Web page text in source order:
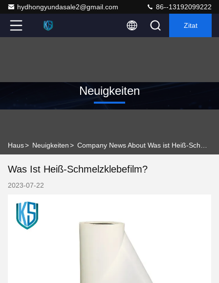
hydhongyundasale2@gmail.com 86--13192099222
Zitat
Neuigkeiten
Haus> Neuigkeiten>
Was Ist Heiß-Schmelzklebefilm?
2023-07-22